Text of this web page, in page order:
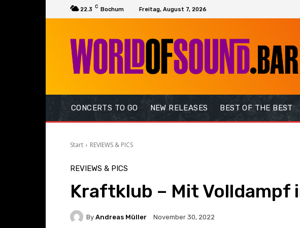
22.3 C Bochum Freitag, August 7, 2026
CONCERTS TO GO NEW RELEASES BEST OF THE BEST
Start REVIEWS & PICS
REVIEWS & PICS
Kraftklub – Mit Volldampf
By Andreas Müller November 30, 2022